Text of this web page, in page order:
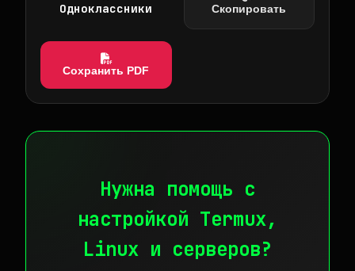
Одноклассники Скопировать
Сохранить PDF
Нужна помощь с
настройкой Termux,
Linux и серверов?